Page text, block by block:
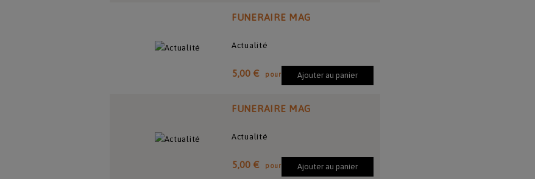
FUNERAIRE MAG
Actualité
5,00 € pour Ajouter au panier
FUNERAIRE MAG
Actualité
5,00 € pour Ajouter au panier